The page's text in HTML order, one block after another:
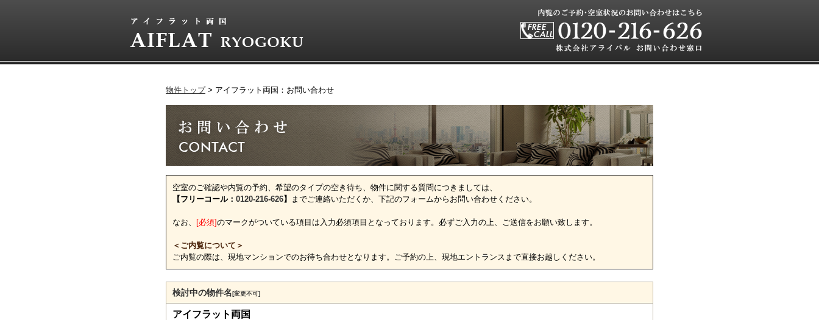
物件トップ アイフラット両国：お問い合わせ
空室のご確認や内覧の予約、希望のタイプの空き待ち、物件に関する質問につきましては、
【フリーコール： 0120-216-626】 までご連絡いただくか、下記のフォームからお問い合わせください。
なお、 [必須]のマークがついている項目は入力必須項目となっております。必ずご入力の上、ご送信をお願い致します。
＜ご内覧について＞
ご内覧の際は、現地マンションでのお待ち合わせとなります。ご予約の上、現地エントランスまで直接お越しください。
検討中の物件名[変更不可]
アイフラット両国